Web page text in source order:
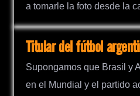
a tomarle la foto desde la
Titular del fútbol
Supongamos que Brasil y
en el Mundial y el partido